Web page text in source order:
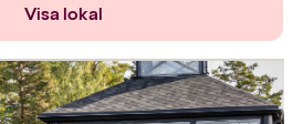
Visa lokal